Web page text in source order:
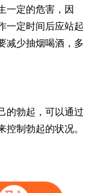
定的危害，因
一定时间后应站起
减少抽烟喝酒，多
勃起，可以通过
控制勃起的状况。